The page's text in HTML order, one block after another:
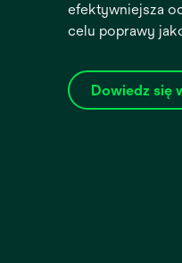
efektywniejsza
celu poprawy
Dowiedz się